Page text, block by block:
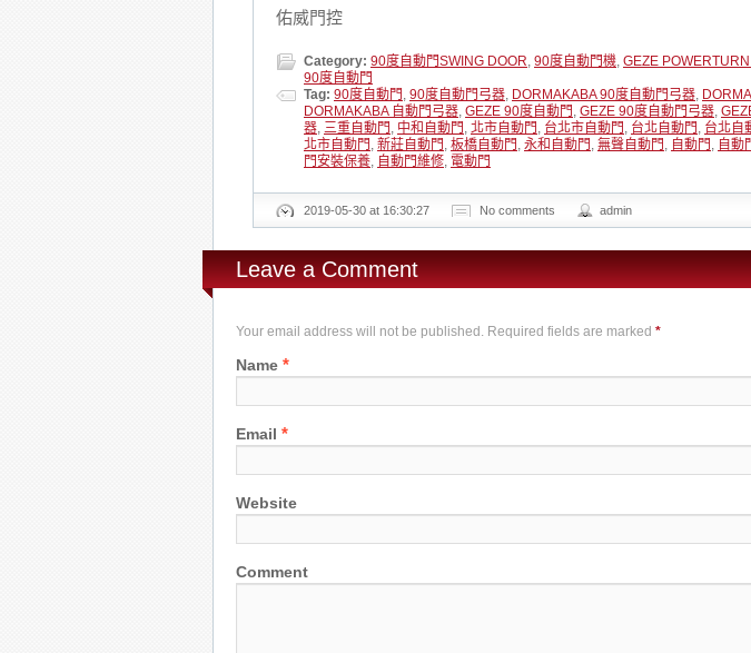
佑威門控
Category: 90度自動門SWING DOOR, 90度自動門機, GEZE
90度自動門
Tag: 90度自動門 , 90度自動門弓器, DORMAKABA 90度自動門弓器,
DORMAKABA 自動門弓器, GEZE 90度自動門 , GEZE 90度自動門弓器,
器, 三重自動門 , 中和自動門 , 北市自動門 , 台北市自動門 , 台北自動門 , 台北自
北市自動門 , 新莊自動門 , 板橋自動門 , 永和自動門 , 無聲自動門 , 自動門 , 自動
門安裝保養, 自動門維修, 電動門
2019-05-30 at 16:30:27 No comments admin
Leave a Comment
Your email address will not be published. Required fields are marked *
Name *
Email *
Website
Comment